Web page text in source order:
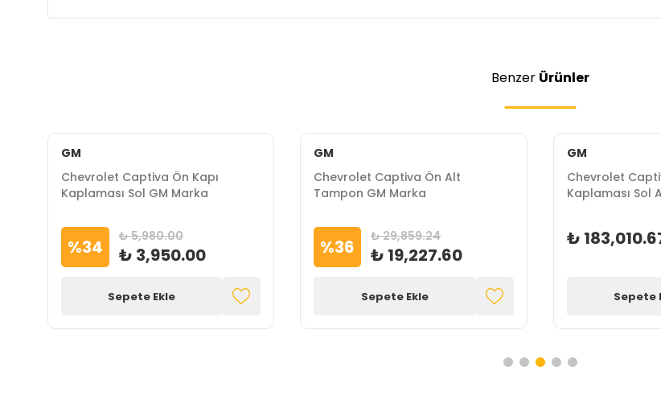
Benzer Ürünler
GM
Chevrolet Captiva Ön Kapı
Kaplaması Sol GM Marka
%34 ₺ 5,980.00
₺ 3,950.00
Sepete Ekle
GM
Chevrolet Captiva Ön Alt
Tampon GM Marka
%36 ₺ 29,859.24
₺ 19,227.60
Sepete Ekle
GM
Chevrolet
Kaplaması Sol
₺
Sepete